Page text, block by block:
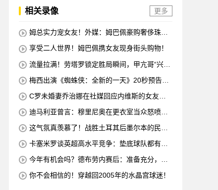
相关录像 更多
姆总实力宠女友！外媒：姆巴佩豪购奢侈珠宝
享受二人世界！姆巴佩携女友现身街头购物！
流量拉满！劳塔罗锁定胜局瞬间，甲亢哥“兴
梅西出演《蜘蛛侠：全新的一天》20秒预告片
C罗未婚妻乔治娜在社媒回应内维斯的女友：
迪马利亚曾言：穆里尼奥在更衣室当众怒喷C
这气氛真羡慕了！战胜土耳其后墨尔本的民众
卡塞米罗谈英超高水平竞争：垫底球队都有好
今年有机会吗？德布劳内赛后：准备充分，希
你不会相信的！穿越回2005年的水晶宫球迷！